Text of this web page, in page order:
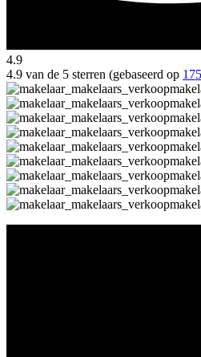
4.9
4.9 van de 5 sterren (gebaseerd op